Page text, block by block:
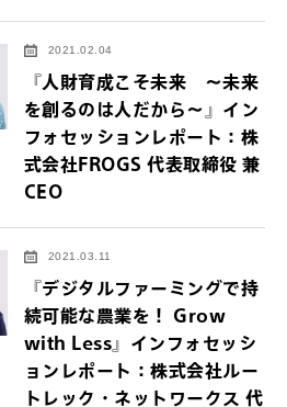
2021.02.04
『人財育成こそ未来 〜未来
を創るのは人だから〜』イン
フォセッションレポート：株
式会社FROGS 代表取締役 兼
CEO
2021.03.11
『デジタルファーミングで持
続可能な農業を！ Grow
with Less』インフォセッシ
ョンレポート：株式会社ルー
トレック・ネットワークス 代